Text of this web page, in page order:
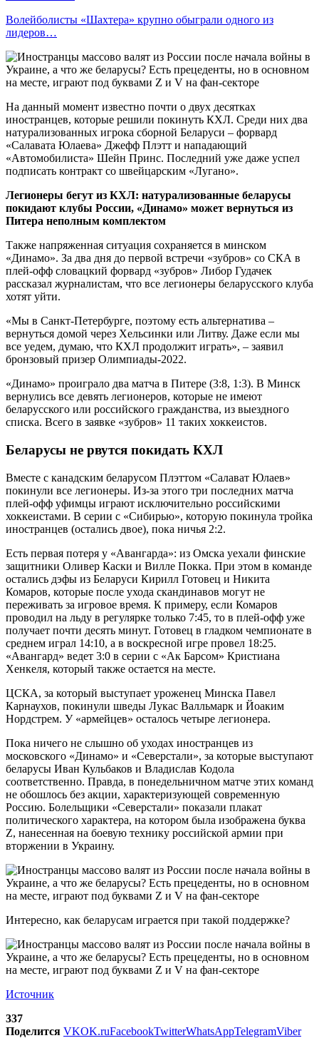
Волейболисты «Шахтера» крупно обыграли одного из
лидеров…
На данный момент известно почти о двух десятках
иностранцев, которые решили покинуть КХЛ. Среди них два
натурализованных игрока сборной Беларуси – форвард
«Салавата Юлаева» Джефф Плэтт и нападающий
«Автомобилиста» Шейн Принс. Последний уже даже успел
подписать контракт со швейцарским «Лугано».
Легионеры бегут из КХЛ: натурализованные беларусы
покидают клубы России, «Динамо» может вернуться из
Питера неполным комплектом
Также напряженная ситуация сохраняется в минском
«Динамо». За два дня до первой встречи «зубров» со СКА в
плей-офф словацкий форвард «зубров» Либор Гудачек
рассказал журналистам, что все легионеры беларусского клуба
хотят уйти.
«Мы в Санкт-Петербурге, поэтому есть альтернатива –
вернуться домой через Хельсинки или Литву. Даже если мы
все уедем, думаю, что КХЛ продолжит играть», – заявил
бронзовый призер Олимпиады-2022.
«Динамо» проиграло два матча в Питере (3:8, 1:3). В Минск
вернулись все девять легионеров, которые не имеют
беларусского или российского гражданства, из выездного
списка. Всего в заявке «зубров» 11 таких хоккеистов.
Беларусы не рвутся покидать КХЛ
Вместе с канадским беларусом Плэттом «Салават Юлаев»
покинули все легионеры. Из-за этого три последних матча
плей-офф уфимцы играют исключительно российскими
хоккеистами. В серии с «Сибирью», которую покинула тройка
иностранцев (остались двое), пока ничья 2:2.
Есть первая потеря у «Авангарда»: из Омска уехали финские
защитники Оливер Каски и Вилле Покка. При этом в команде
остались дэфы из Беларуси Кирилл Готовец и Никита
Комаров, которые после ухода скандинавов могут не
переживать за игровое время. К примеру, если Комаров
проводил на льду в регулярке только 7:45, то в плей-офф уже
получает почти десять минут. Готовец в гладком чемпионате в
среднем играл 14:10, а в воскресной игре провел 18:25.
«Авангард» ведет 3:0 в серии с «Ак Барсом» Кристиана
Хенкеля, который также остается на месте.
ЦСКА, за который выступает уроженец Минска Павел
Карнаухов, покинули шведы Лукас Валльмарк и Йоаким
Нордстрем. У «армейцев» осталось четыре легионера.
Пока ничего не слышно об уходах иностранцев из
московского «Динамо» и «Северстали», за которые выступают
беларусы Иван Кульбаков и Владислав Кодола
соответственно. Правда, в понедельничном матче этих команд
не обошлось без акции, характеризующей современную
Россию. Болельщики «Северстали» показали плакат
политического характера, на котором была изображена буква
Z, нанесенная на боевую технику российской армии при
вторжении в Украину.
Интересно, как беларусам играется при такой поддержке?
Источник
337
Поделится VKOK.ruFacebookTwitterWhatsAppTelegramViber